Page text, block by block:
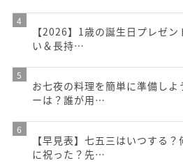
【2026】1歳の誕生日プレゼン
い＆長持…
お七夜の料理を簡単に準備しよ
ーは？誰が用…
【早見表】七五三はいつする？
に祝った？先…